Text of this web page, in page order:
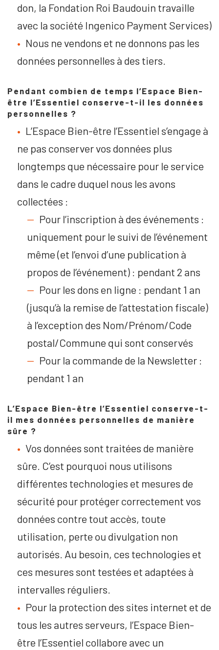
don, la Fondation Roi Baudouin travaille
avec la société Ingenico Payment Services)
Nous ne vendons et ne donnons pas les
données personnelles à des tiers.
Pendant combien de temps l’Espace Bien-
être l’Essentiel conserve-t-il les données
personnelles ?
L’Espace Bien-être l’Essentiel s’engage à
ne pas conserver vos données plus
longtemps que nécessaire pour le service
dans le cadre duquel nous les avons
collectées :
Pour l’inscription à des événements :
uniquement pour le suivi de l’événement
même (et l’envoi d’une publication à
propos de l’événement) : pendant 2 ans
Pour les dons en ligne : pendant 1 an
(jusqu’à la remise de l’attestation fiscale)
à l’exception des Nom/Prénom/Code
postal/Commune qui sont conservés
Pour la commande de la Newsletter :
pendant 1 an
L’Espace Bien-être l’Essentiel conserve-t-
il mes données personnelles de manière
sûre ?
Vos données sont traitées de manière
sûre. C’est pourquoi nous utilisons
différentes technologies et mesures de
sécurité pour protéger correctement vos
données contre tout accès, toute
utilisation, perte ou divulgation non
autorisés. Au besoin, ces technologies et
ces mesures sont testées et adaptées à
intervalles réguliers.
Pour la protection des sites internet et de
tous les autres serveurs, l’Espace Bien-
être l’Essentiel collabore avec un